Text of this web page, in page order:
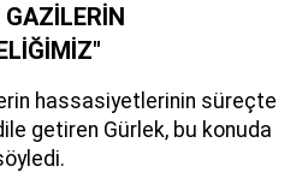
hassasiyetlerinin süreçte
getiren Gürlek, bu konuda